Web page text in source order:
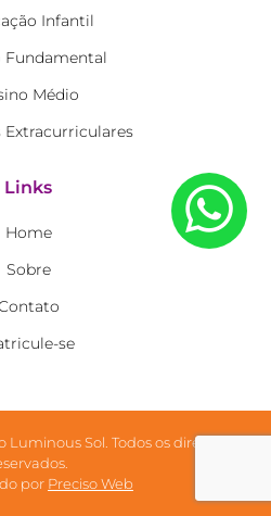
Infantil
Fundamental
Médio
Extracurriculares
Links
Home
Sobre
se
Sol. Todos os direitos
por Preciso Web